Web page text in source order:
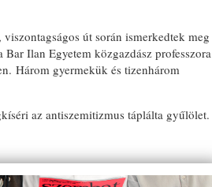
út során ismerkedtek meg
Ilan Egyetem közgazdász professzora
Három gyermekük és tizenhárom
az antiszemitizmus táplálta gyűlölet.